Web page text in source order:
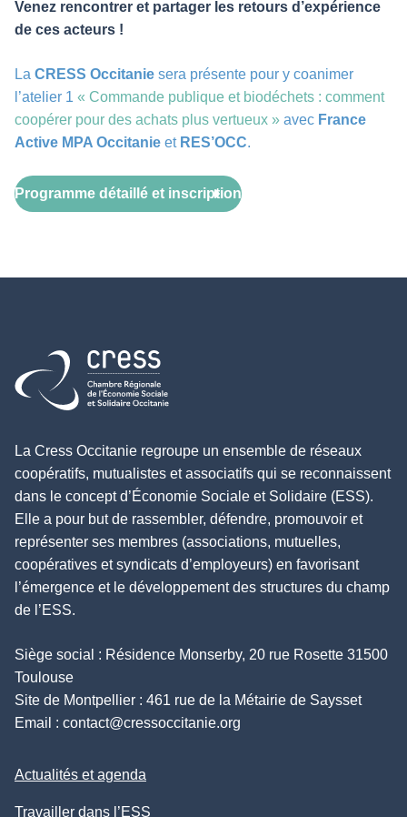
Venez rencontrer et partager les retours d’expérience
de ces acteurs !
La CRESS Occitanie sera présente pour y coanimer
l’atelier 1 « Commande publique et biodéchets : comment
coopérer pour des achats plus vertueux » avec France
Active MPA Occitanie et RES’OCC.
Programme détaillé et inscription
Retour à l'accueil
La Cress Occitanie regroupe un ensemble de réseaux
coopératifs, mutualistes et associatifs qui se reconnaissent
dans le concept d’Économie Sociale et Solidaire (ESS).
Elle a pour but de rassembler, défendre, promouvoir et
représenter ses membres (associations, mutuelles,
coopératives et syndicats d’employeurs) en favorisant
l’émergence et le développement des structures du champ
de l’ESS.
Siège social : Résidence Monserby, 20 rue Rosette 31500
Toulouse
Site de Montpellier : 461 rue de la Métairie de Saysset
Email : contact@cressoccitanie.org
Actualités et agenda
Travailler dans l’ESS